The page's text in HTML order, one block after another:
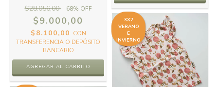
$28.056,00 68% OFF
$9.000,00
$8.100,00 CON
TRANSFERENCIA O DEPÓSITO
BANCARIO
AGREGAR AL CARRITO
3X2
VERANO
E
INVIERNO